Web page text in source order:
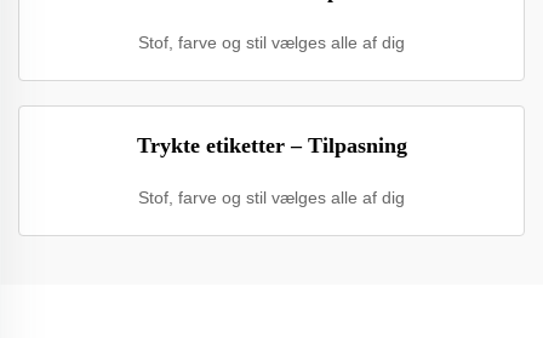
Stof, farve og stil vælges alle af dig
Trykte etiketter – Tilpasning
Stof, farve og stil vælges alle af dig